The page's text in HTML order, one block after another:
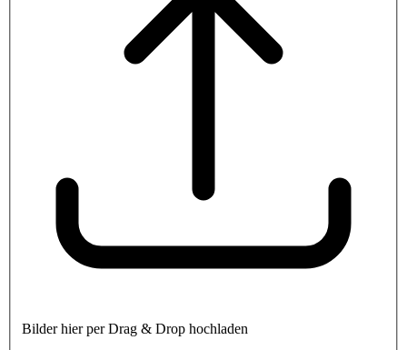
Bilder hier per Drag & Drop hochladen